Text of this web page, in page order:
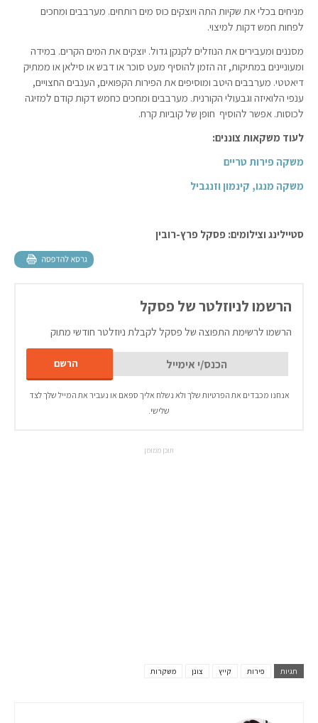
מניחים בכלי את שקיות התה ויוצקים כוס מים רותחים. מערבבים ומחכים
לפחות חמש דקות למיצוי.
מסננים ומעבירים את הנוזלים לקנקן גדול. יוצקים את המים הקרים. במידה
ומעוניינים במתיקות, זה הזמן להוסיף מעט סוכר או דבש או סילאן או ממתיק
דיאטטי. מערבבים היטב ומוסיפים את הפירות הקפואים, הענבים החצויים,
ענפי הלואיזה וגבעולי הקורנית. מערבבים ומחכים כחמש דקות קודם למזיגה
לכוסות. אפשר להוסיף חופן של קוביות קרח.
לעוד משקאות צוננים:
משקה פירות טריים
משקה מנגו, קינמון וזנגביל
סטיילינג וצילומים: פסקל פרץ-רובין
הרשמו לניוזלטר של פסקל
הרשמו לרשימת התפוצה של פסקל לקבלת ניוזלטר חודשי מתוק
אנחנו מכבדים את הפרטיות שלך ולא נשלח אליך ספאם או נעביר את המייל שלך לצד
שלישי.
תוכן ממומן
תגיות פירות קייץ צונן משקרות